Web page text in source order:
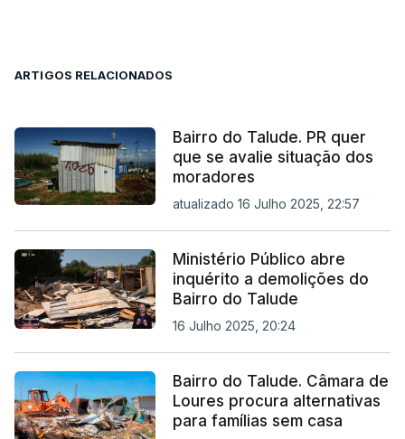
ARTIGOS RELACIONADOS
Bairro do Talude. PR quer
que se avalie situação dos
moradores
atualizado 16 Julho 2025, 22:57
Ministério Público abre
inquérito a demolições do
Bairro do Talude
16 Julho 2025, 20:24
Bairro do Talude. Câmara de
Loures procura alternativas
para famílias sem casa